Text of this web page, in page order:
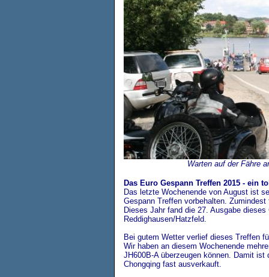
Warten auf der Fähre
Das Euro Gespann Treffen 2015 - ein
Das letzte Wochenende von August ist
Gespann Treffen vorbehalten.
Dieses Jahr fand die 27. Ausgabe
Reddighausen/Hatzfeld.
Bei gutem Wetter verlief dieses Treffen
Wir haben an diesem Wochenende
JH600B-A überzeugen können. Damit ist
Chongqing fast ausverkauft.